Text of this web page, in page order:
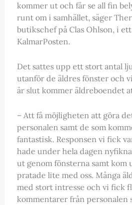
kommer ut och får se all fin
runt om i samhället, säger
butikschef på Clas Ohlson, i
KalmarPosten.
Det sattes upp ett stort antal
utanför de äldres fönster och
är slut kommer äldreboendet
– Att få möjligheten att göra
personalen samt de som
fantastisk. Responsen vi fick
hade under hela dagen
ut genom fönsterna samt kom
pratade lite med oss. Många
med stort intresse och vi fick
kommentarer från personalen